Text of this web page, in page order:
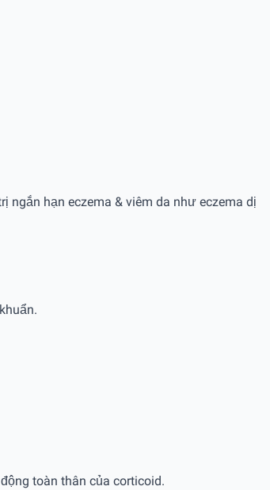
ngắn hạn eczema & viêm da như eczema dị
toàn thân của corticoid.